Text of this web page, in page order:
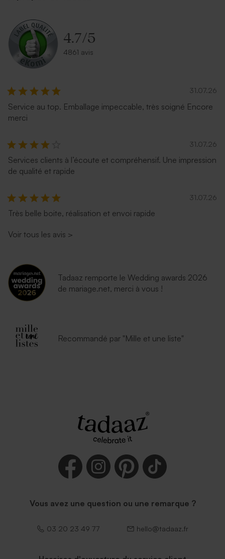
4.7/5
4861 avis
31.07.26
Service au top. Emballage impeccable, très soigné Encore
merci
31.07.26
Services clients à l’écoute et compréhensif. Une impression
de qualité et rapide
31.07.26
Très belle boite, réalisation et envoi rapide
Voir tous les avis >
Tadaaz remporte le Wedding awards 2026
de mariage.net, merci à vous !
Recommandé par "Mille et une liste"
Vous avez une question ou une remarque ?
03 20 23 49 77 hello@tadaaz.fr